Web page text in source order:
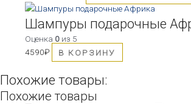
Шампуры подарочные
Оценка 0 из 5
4590₽ В КОРЗИНУ
Похожие товары:
Похожие товары